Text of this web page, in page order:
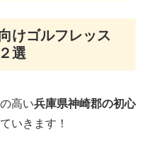
けゴルフレッス
選
高い兵庫県神崎郡の初心
いきます！